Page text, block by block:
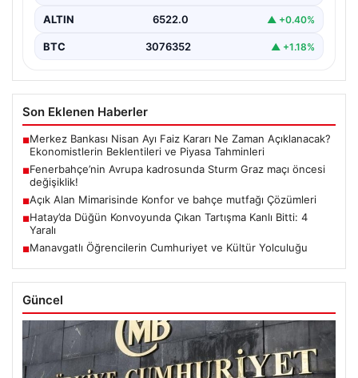
ALTIN 6522.0 ▲ +0.40%
BTC 3076352 ▲ +1.18%
Son Eklenen Haberler
■Merkez Bankası Nisan Ayı Faiz Kararı Ne Zaman Açıklanacak?
Ekonomistlerin Beklentileri ve Piyasa Tahminleri
■Fenerbahçe’nin Avrupa kadrosunda Sturm Graz maçı öncesi
değişiklik!
■Açık Alan Mimarisinde Konfor ve bahçe mutfağı Çözümleri
■Hatay’da Düğün Konvoyunda Çıkan Tartışma Kanlı Bitti: 4
Yaralı
■Manavgatlı Öğrencilerin Cumhuriyet ve Kültür Yolculuğu
Güncel